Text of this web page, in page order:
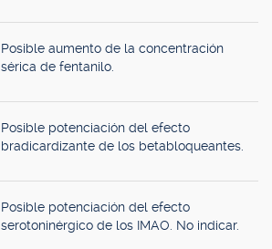
Posible aumento de la concentración
sérica de fentanilo.
Posible potenciación del efecto
bradicardizante de los betabloqueantes.
Posible potenciación del efecto
serotoninérgico de los IMAO. No indicar.